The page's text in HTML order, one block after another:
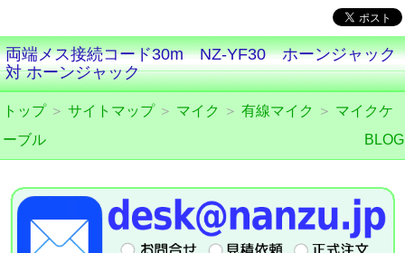
両端メス接続コード30m NZ-YF30 ホーンジャック
対 ホーンジャック
トップ＞ サイトマップ＞ マイク ＞ 有線マイク ＞ マイクケ
ーブル
BLOG